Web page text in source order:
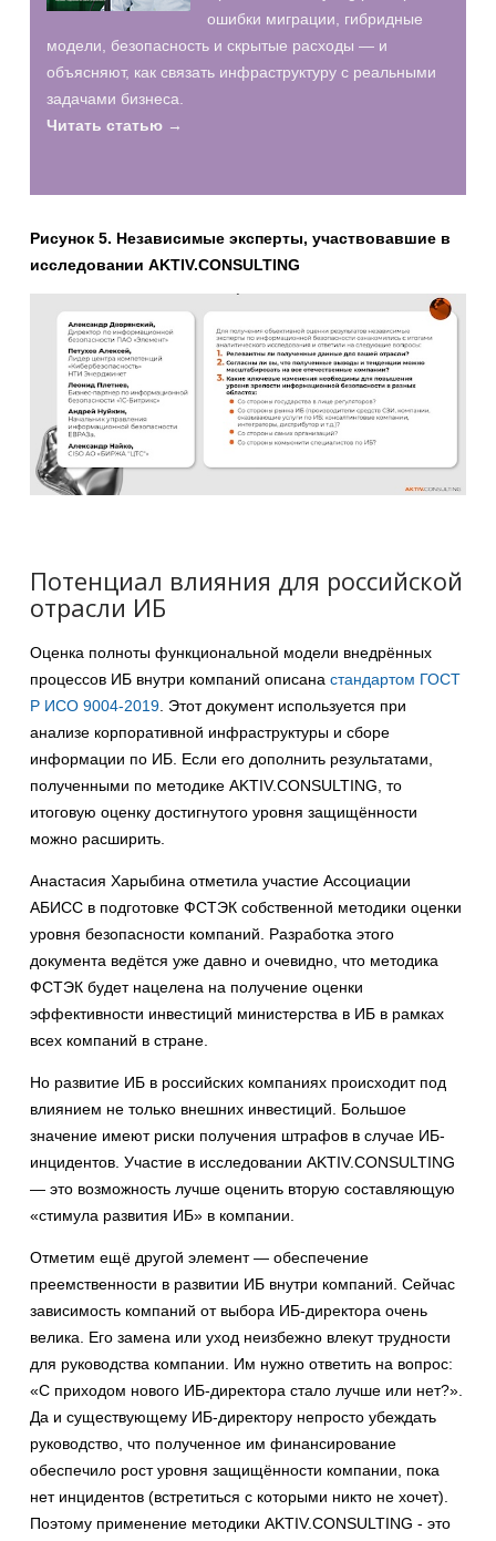
ошибки миграции, гибридные
модели, безопасность и скрытые расходы — и
объясняют, как связать инфраструктуру с реальными
задачами бизнеса.
Читать статью →
Рисунок 5. Независимые эксперты, участвовавшие в
исследовании AKTIV.CONSULTING
Потенциал влияния для российской
отрасли ИБ
Оценка полноты функциональной модели внедрённых
процессов ИБ внутри компаний описана стандартом ГОСТ
Р ИСО 9004-2019. Этот документ используется при
анализе корпоративной инфраструктуры и сборе
информации по ИБ. Если его дополнить результатами,
полученными по методике AKTIV.CONSULTING, то
итоговую оценку достигнутого уровня защищённости
можно расширить.
Анастасия Харыбина отметила участие Ассоциации
АБИСС в подготовке ФСТЭК собственной методики оценки
уровня безопасности компаний. Разработка этого
документа ведётся уже давно и очевидно, что методика
ФСТЭК будет нацелена на получение оценки
эффективности инвестиций министерства в ИБ в рамках
всех компаний в стране.
Но развитие ИБ в российских компаниях происходит под
влиянием не только внешних инвестиций. Большое
значение имеют риски получения штрафов в случае ИБ-
инцидентов. Участие в исследовании AKTIV.CONSULTING
— это возможность лучше оценить вторую составляющую
«стимула развития ИБ» в компании.
Отметим ещё другой элемент — обеспечение
преемственности в развитии ИБ внутри компаний. Сейчас
зависимость компаний от выбора ИБ-директора очень
велика. Его замена или уход неизбежно влекут трудности
для руководства компании. Им нужно ответить на вопрос:
«С приходом нового ИБ-директора стало лучше или нет?».
Да и существующему ИБ-директору непросто убеждать
руководство, что полученное им финансирование
обеспечило рост уровня защищённости компании, пока
нет инцидентов (встретиться с которыми никто не хочет).
Поэтому применение методики AKTIV.CONSULTING - это